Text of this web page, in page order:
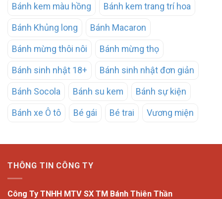
Bánh kem màu hồng Bánh kem trang trí hoa
Bánh Khủng long Bánh Macaron
Bánh mừng thôi nôi Bánh mừng thọ
Bánh sinh nhật 18+ Bánh sinh nhật đơn giản
Bánh Socola Bánh su kem Bánh sự kiện
Bánh xe Ô tô Bé gái Bé trai Vương miện
THÔNG TIN CÔNG TY
Công Ty TNHH MTV SX TM Bánh Thiên Thần